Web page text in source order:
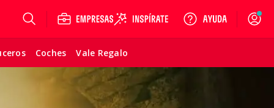
Coches Vale Regalo
Login